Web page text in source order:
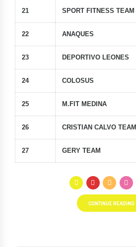
21 SPORT FITNESS TEAM
22 ANAQUES
23 DEPORTIVO LEONES
24 COLOSUS
25 M.FIT MEDINA
26 CRISTIAN CALVO TEAM
27 GERY TEAM
CONTINUE READING